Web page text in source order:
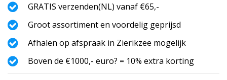
GRATIS verzenden(NL) vanaf €65,-
Groot assortiment en voordelig geprijsd
Afhalen op afspraak in Zierikzee mogelijk
Boven de €1000,- euro? = 10% extra korting